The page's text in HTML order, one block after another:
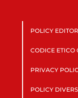
POLICY
CODICE ETICO
PRIVACY
POLICY